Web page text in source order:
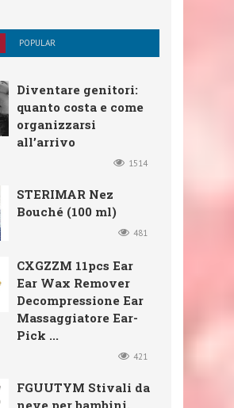
POPULAR
Diventare genitori:
quanto costa e come
organizzarsi
all’arrivo
1514
STERIMAR Nez
Bouché (100 ml)
481
CXGZZM 11pcs Ear
Ear Wax Remover
Decompressione Ear
Massaggiatore Ear-
Pick ...
421
FGUUTYM Stivali da